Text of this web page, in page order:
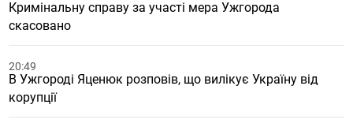
Кримінальну справу за участі мера Ужгорода
скасовано
20:49
В Ужгороді Яценюк розповів, що вилікує Україну від
корупції